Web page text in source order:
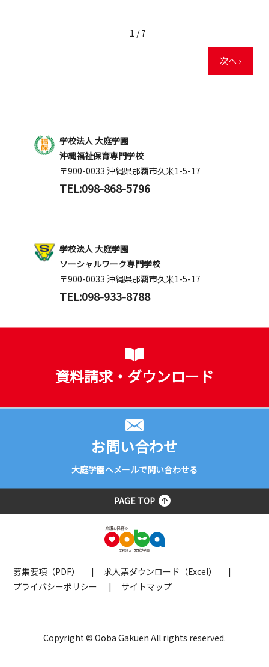
1 / 7
次へ ›
学校法人 大庭学園
沖縄福祉保育専門学校
〒900-0033 沖縄県那覇市久米1-5-17
TEL:098-868-5796
学校法人 大庭学園
ソーシャルワーク専門学校
〒900-0033 沖縄県那覇市久米1-5-17
TEL:098-933-8788
資料請求・ダウンロード
お問い合わせ
大庭学園へメールで問い合わせる
PAGE TOP
募集要項（PDF）
求人票ダウンロード（Excel）
プライバシーポリシー
サイトマップ
Copyright © Ooba Gakuen All rights reserved.